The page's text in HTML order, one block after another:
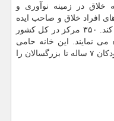
خلاق در زمینه نوآوری و
افراد خلاق و صاحب ایده
بهره می برد و آنها را به بازار وصل می کند. ۳۵۰ مرکز در کل کشور
می نمایند. این خانه حامی
ایده های نوآورانه آموزشی است و از کودکان ۷ ساله تا بزرگسالان را